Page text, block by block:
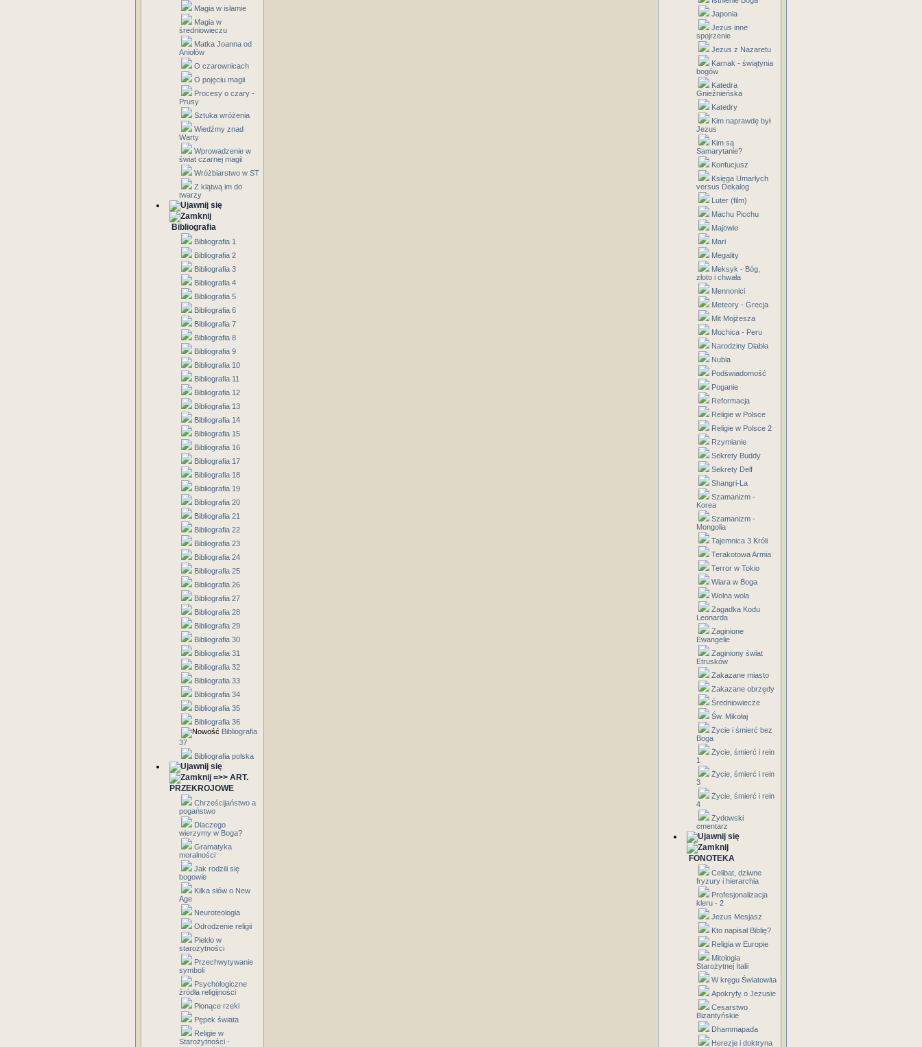
Magia w islamie
Magia w
średniowieczu
Matka Joanna od
Aniołów
O czarownicach
O pojęciu magii
Procesy o czary -
Prusy
Sztuka wróżenia
Wiedźmy znad
Warty
Wprowadzenie w
świat czarnej magii
Wróżbiarstwo w ST
Z klątwą im do
twarzy
Bibliografia
Bibliografia 1
Bibliografia 2
Bibliografia 3
Bibliografia 4
Bibliografia 5
Bibliografia 6
Bibliografia 7
Bibliografia 8
Bibliografia 9
Bibliografia 10
Bibliografia 11
Bibliografia 12
Bibliografia 13
Bibliografia 14
Bibliografia 15
Bibliografia 16
Bibliografia 17
Bibliografia 18
Bibliografia 19
Bibliografia 20
Bibliografia 21
Bibliografia 22
Bibliografia 23
Bibliografia 24
Bibliografia 25
Bibliografia 26
Bibliografia 27
Bibliografia 28
Bibliografia 29
Bibliografia 30
Bibliografia 31
Bibliografia 32
Bibliografia 33
Bibliografia 34
Bibliografia 35
Bibliografia 36
Bibliografia
37
Bibliografia polska
=>> ART.
PRZEKROJOWE
Chrześcijaństwo a
pogaństwo
Dlaczego
wierzymy w Boga?
Gramatyka
moralności
Jak rodzili się
bogowie
Kilka słów o New
Age
Neuroteologia
Odrodzenie religii
Piekło w
starożytności
Przechwytywanie
symboli
Psychologiczne
źródła religijności
Płonące rzeki
Pępek świata
Religie w
Starożytności -
Japonia
Jezus inne
spojrzenie
Jezus z Nazaretu
Karnak - świątynia
bogów
Katedra
Gnieźnieńska
Katedry
Kim naprawdę był
Jezus
Kim są
Samarytanie?
Konfucjusz
Księga Umarłych
versus Dekalog
Luter (film)
Machu Picchu
Majowie
Mari
Megality
Meksyk - Bóg,
złoto i chwała
Mennonici
Meteory - Grecja
Mit Mojżesza
Mochica - Peru
Narodziny Diabła
Nubia
Podświadomość
Poganie
Reformacja
Religie w Polsce
Religie w Polsce 2
Rzymianie
Sekrety Buddy
Sekrety Delf
Shangri-La
Szamanizm -
Korea
Szamanizm -
Mongolia
Tajemnica 3 Króli
Terakotowa Armia
Terror w Tokio
Wiara w Boga
Wolna wola
Zagadka Kodu
Leonarda
Zaginione
Ewangelie
Zaginiony świat
Etrusków
Zakazane miasto
Zakazane obrzędy
Średniowiecze
Św. Mikołaj
Życie i śmierć bez
Boga
Życie, śmierć i rein
1
Życie, śmierć i rein
3
Życie, śmierć i rein
4
Żydowski
cmentarz
FONOTEKA
Celibat, dziwne
fryzury i hierarchia
Profesjonalizacja
kleru - 2
Jezus Mesjasz
Kto napisał Biblię?
Religia w Europie
Mitologia
Starożytnej Italii
W kręgu Światowita
Apokryfy o Jezusie
Cesarstwo
Bizantyńskie
Dhammapada
Herezje i doktryna